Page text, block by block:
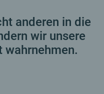
anderen in die
wir unsere